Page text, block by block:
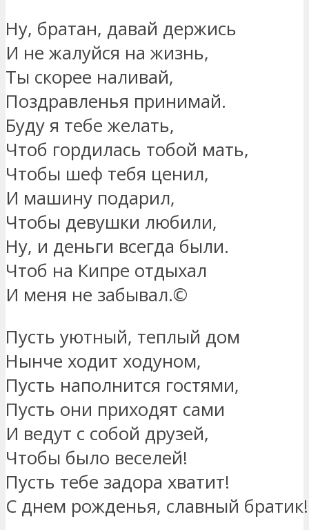
Ну, братан, давай держись
И не жалуйся на жизнь,
Ты скорее наливай,
Поздравленья принимай.
Буду я тебе желать,
Чтоб гордилась тобой мать,
Чтобы шеф тебя ценил,
И машину подарил,
Чтобы девушки любили,
Ну, и деньги всегда были.
Чтоб на Кипре отдыхал
И меня не забывал.©
Пусть уютный, теплый дом
Нынче ходит ходуном,
Пусть наполнится гостями,
Пусть они приходят сами
И ведут с собой друзей,
Чтобы было веселей!
Пусть тебе задора хватит!
С днем рожденья, славный братик!